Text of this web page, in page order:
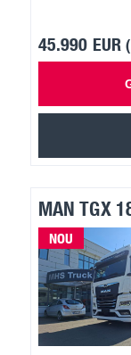
45.990 EUR
MAN TGX
NOU